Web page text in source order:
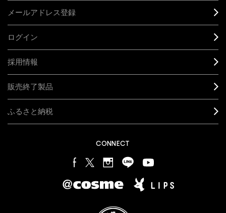
メールアドレス登録
ログイン
採用情報
販売終了製品
ふるさと納税
CONNECT